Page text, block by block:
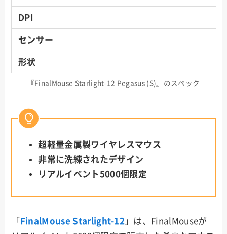
DPI
センサー
形状
『 FinalMouse Starlight-12 Pegasus (S)』のスペック
超軽量金属製ワイヤレスマウス
非常に洗練されたデザイン
リアルイベント5000個限定
「 FinalMouse Starlight-12 」は、FinalMouseが